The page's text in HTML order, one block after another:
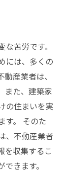
苦労です。
には、多くの
産業者は、
また、建築家
の住まいを実
す。 そのた
、不動産業者
を収集するこ
きます。